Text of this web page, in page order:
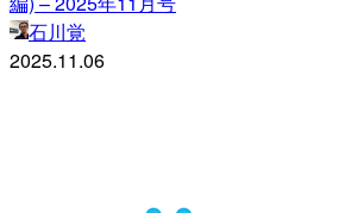
石川覚
2025.11.06